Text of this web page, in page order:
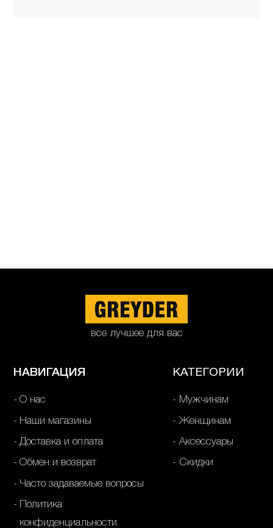
все лучшее для вас
НАВИГАЦИЯ
О нас
Наши магазины
Доставка и оплата
Обмен и возврат
Часто задаваемые вопросы
Политика
конфиденциальности
КАТЕГОРИИ
Мужчинам
Женщинам
Аксессуары
Скидки